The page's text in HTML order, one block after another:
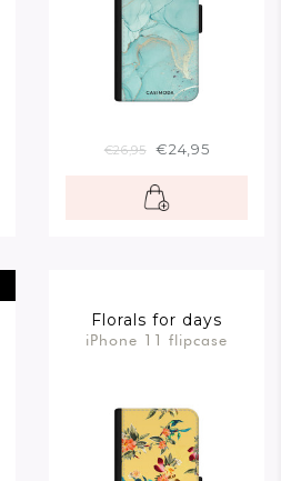
€26,95 €24,95
Florals for days
iPhone 11 flipcase